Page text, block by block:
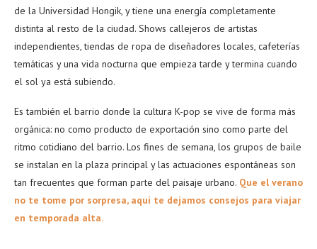
de la Universidad Hongik, y tiene una energía completamente
distinta al resto de la ciudad. Shows callejeros de artistas
independientes, tiendas de ropa de diseñadores locales, cafeterías
temáticas y una vida nocturna que empieza tarde y termina cuando
el sol ya está subiendo.
Es también el barrio donde la cultura K-pop se vive de forma más
orgánica: no como producto de exportación sino como parte del
ritmo cotidiano del barrio. Los fines de semana, los grupos de baile
se instalan en la plaza principal y las actuaciones espontáneas son
tan frecuentes que forman parte del paisaje urbano. Que el verano
no te tome por sorpresa, aquí te dejamos consejos para viajar
en temporada alta.